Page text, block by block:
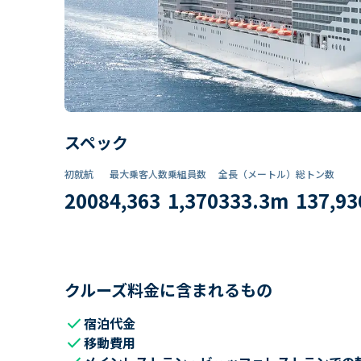
スペック
初就航
2008
最大乗客人数
4,363
乗組員数​
1,370
全長（メートル）
333.3m
総トン数​
クルーズ料金に含まれるもの
check宿泊代金
check移動費用